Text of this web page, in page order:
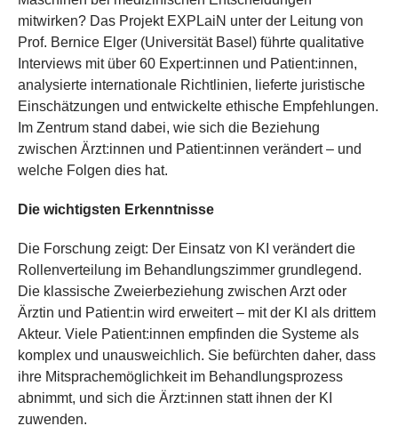
mitwirken? Das Projekt EXPLaiN unter der Leitung von
Prof. Bernice Elger (Universität Basel) führte qualitative
Interviews mit über 60 Expert:innen und Patient:innen,
analysierte internationale Richtlinien, lieferte juristische
Einschätzungen und entwickelte ethische Empfehlungen.
Im Zentrum stand dabei, wie sich die Beziehung
zwischen Ärzt:innen und Patient:innen verändert – und
welche Folgen dies hat.
Die wichtigsten Erkenntnisse
Die Forschung zeigt: Der Einsatz von KI verändert die
Rollenverteilung im Behandlungszimmer grundlegend.
Die klassische Zweierbeziehung zwischen Arzt oder
Ärztin und Patient:in wird erweitert – mit der KI als drittem
Akteur. Viele Patient:innen empfinden die Systeme als
komplex und unausweichlich. Sie befürchten daher, dass
ihre Mitsprachemöglichkeit im Behandlungsprozess
abnimmt, und sich die Ärzt:innen statt ihnen der KI
zuwenden.